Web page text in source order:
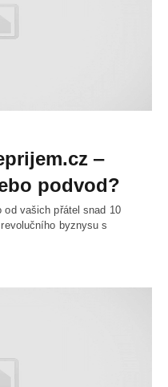
‒
podvod?
od vašich přátel snad 10
byznysu s